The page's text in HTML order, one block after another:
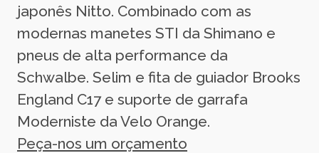
japonês Nitto. Combinado com as
modernas manetes STI da Shimano e
pneus de alta performance da
Schwalbe. Selim e fita de guiador Brooks
England C17 e suporte de garrafa
Moderniste da Velo Orange.
Peça-nos um orçamento